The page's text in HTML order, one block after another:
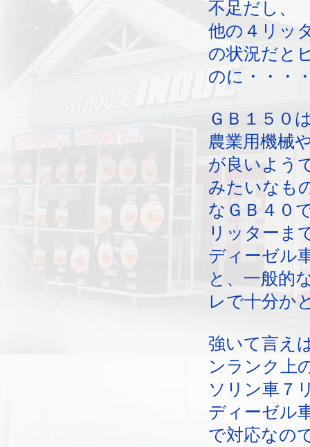
不足だし、
他の４リッ
の状況だと
のに・・・
ＧＢ１５０
農業用機械
が良いよう
みたいなも
なＧＢ４０
リッターま
ディーゼル
と、一般的
レで十分か
強いて言え
ンランク上
ソリン車７
ディーゼル
で対応なの